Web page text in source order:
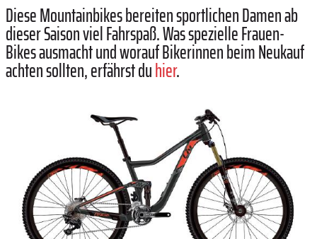
Diese Mountainbikes bereiten sportlichen Damen ab
dieser Saison viel Fahrspaß. Was spezielle Frauen-
Bikes ausmacht und worauf Bikerinnen beim Neukauf
achten sollten, erfährst duhier.